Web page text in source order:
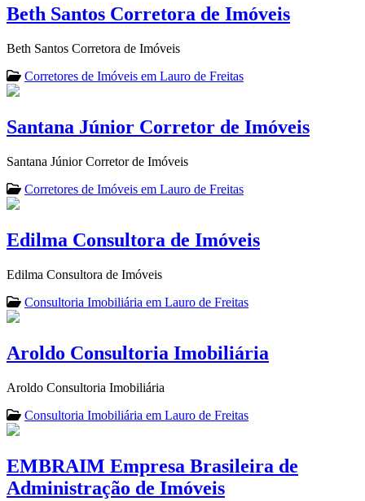
Beth Santos Corretora de Imóveis
Beth Santos Corretora de Imóveis
Corretores de Imóveis em Lauro de Freitas
Santana Júnior Corretor de Imóveis
Santana Júnior Corretor de Imóveis
Corretores de Imóveis em Lauro de Freitas
Edilma Consultora de Imóveis
Edilma Consultora de Imóveis
Consultoria Imobiliária em Lauro de Freitas
Aroldo Consultoria Imobiliária
Aroldo Consultoria Imobiliária
Consultoria Imobiliária em Lauro de Freitas
EMBRAIM Empresa Brasileira de
Administração de Imóveis